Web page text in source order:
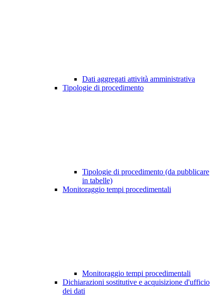
Dati aggregati attività amministrativa
Tipologie di procedimento
Tipologie di procedimento (da pubblicare
in tabelle)
Monitoraggio tempi procedimentali
Monitoraggio tempi procedimentali
Dichiarazioni sostitutive e acquisizione d'ufficio
dei dati